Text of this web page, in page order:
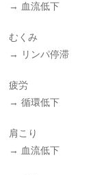
→ 血流低下
むくみ
→ リンパ停滞
疲労
→ 循環低下
肩こり
→ 血流低下